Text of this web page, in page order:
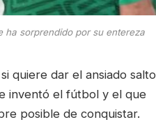
ha sorprendido por su entereza
quiere dar el ansiado salto
inventó el fútbol y el que
posible de conquistar.